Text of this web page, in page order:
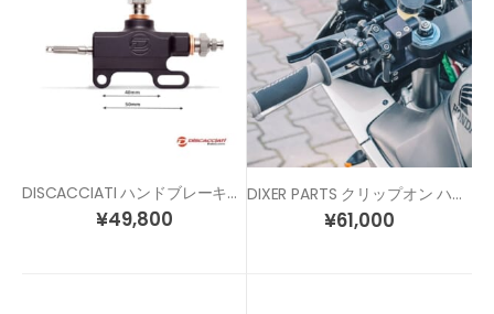
DISCACCIATI ハンドブレーキ用 レーシング リマスターシリンダー
¥49,800
DIXER PARTS クリップオン ハンドル
¥61,000